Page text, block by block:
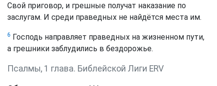
Свой приговор, и грешные получат наказание по
заслугам. И среди праведных не найдётся места им.
6 Господь направляет праведных на жизненном пути,
а грешники заблудились в бездорожье.
Псалмы, 1 глава. Библейской Лиги ERV